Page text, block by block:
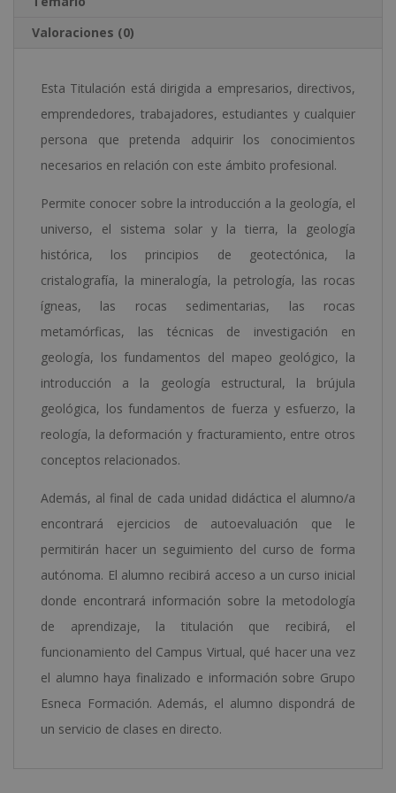
Valoraciones (0)
Esta Titulación está dirigida a empresarios, directivos,
emprendedores, trabajadores, estudiantes y cualquier
persona que pretenda adquirir los conocimientos
necesarios en relación con este ámbito profesional.
Permite conocer sobre la introducción a la geología, el
universo, el sistema solar y la tierra, la geología
histórica, los principios de geotectónica, la
cristalografía, la mineralogía, la petrología, las rocas
ígneas, las rocas sedimentarias, las rocas
metamórficas, las técnicas de investigación en
geología, los fundamentos del mapeo geológico, la
introducción a la geología estructural, la brújula
geológica, los fundamentos de fuerza y esfuerzo, la
reología, la deformación y fracturamiento, entre otros
conceptos relacionados.
Además, al final de cada unidad didáctica el alumno/a
encontrará ejercicios de autoevaluación que le
permitirán hacer un seguimiento del curso de forma
autónoma. El alumno recibirá acceso a un curso inicial
donde encontrará información sobre la metodología
de aprendizaje, la titulación que recibirá, el
funcionamiento del Campus Virtual, qué hacer una vez
el alumno haya finalizado e información sobre Grupo
Esneca Formación. Además, el alumno dispondrá de
un servicio de clases en directo.